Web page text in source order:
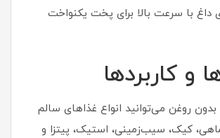
داغ با سرعت بالا برای پخت یکنواخت
و کاربردها
روغن می‌توانید انواع غذاهای سالم
کیک، سیب‌زمینی، استیک، پیتزا و